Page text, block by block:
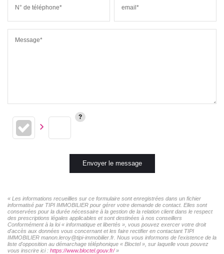
N° de téléphone* email*
Message*
Envoyer le message
« Les informations recueillies sur ce formulaire sont enregistrées dans un fichier
informatisé par TIPI IMMOBILIER pour gérer votre demande de contact. Elles sont
conservées pour la durée nécessaire à la gestion de la relation client dans le respect
des prescriptions légales applicables et sont destinées à nos conseillers
Conformément à la loi « informatique et libertés », vous pouvez exercer votre droit
d'accès aux données vous concernant et les faire rectifier en contactant TIPI
IMMOBILIER manon.leroy@tipi-immobilier.fr. Nous vous informons de l'existence de la
liste d'opposition au démarchage téléphonique « Bloctel », sur laquelle vous pouvez
vous inscrire ici : https://www.bloctel.gouv.fr/»